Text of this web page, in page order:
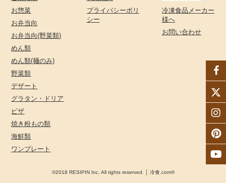
お惣菜
お弁当向
お弁当向(野菜類)
めん類
めん類(麺のみ)
野菜類
デザート
グラタン・ドリア
ピザ
焼き粉もの類
海鮮類
ワンプレート
プライバシーポリ
シー
冷凍食品メーカー
様へ
お問い合わせ
©2018 RESIPIN Inc. All rights reserved. │ 冷食.com®